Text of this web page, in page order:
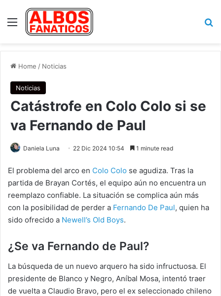
Menu
Home / Noticias
Noticias
Catástrofe en Colo Colo si se
va Fernando de Paul
Daniela Luna 22 Dic 2024 10:54 1 minute read
El problema del arco en Colo Colo se agudiza. Tras la
partida de Brayan Cortés, el equipo aún no encuentra un
reemplazo confiable. La situación se complica aún más
con la posibilidad de perder a Fernando De Paul, quien ha
sido ofrecido a Newell’s Old Boys.
¿Se va Fernando de Paul?
La búsqueda de un nuevo arquero ha sido infructuosa. El
presidente de Blanco y Negro, Aníbal Mosa, intentó traer
de vuelta a Claudio Bravo, pero el ex seleccionado chileno